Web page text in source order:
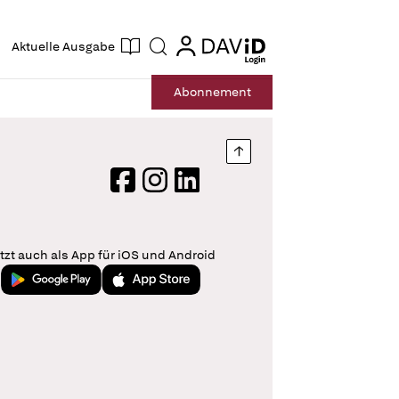
Aktuelle Ausgabe Suche login
login
Abonnement
Nach oben springen
FacebookInstagram
LinkedIn
auch als App für iOS und Android
Jetzt bei Google PlayLaden im App Store